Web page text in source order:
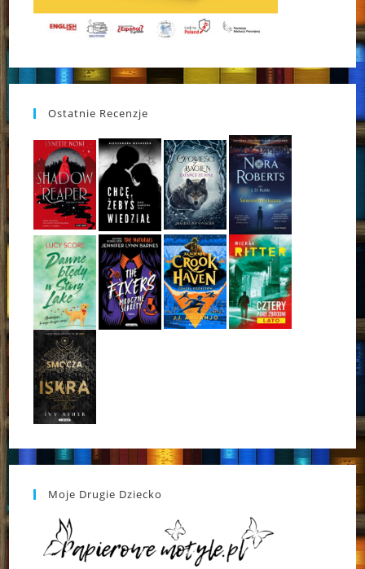
Ostatnie Recenzje
Moje Drugie Dziecko